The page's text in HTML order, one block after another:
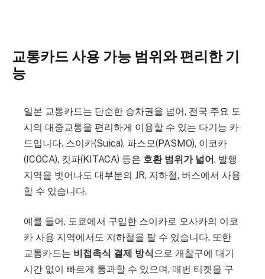
교통카드 사용 가능 범위와 편리한 기
능
일본 교통카드는 단순한 승차권을 넘어, 전국 주요 도
시의 대중교통을 편리하게 이용할 수 있는 다기능 카
드입니다. 스이카(Suica), 파스모(PASMO), 이코카
(ICOCA), 킷파(KITACA) 등은 호환 범위가 넓어, 발행
지역을 벗어나도 대부분의 JR, 지하철, 버스에서 사용
할 수 있습니다.
예를 들어, 도쿄에서 구입한 스이카로 오사카의 이코
카 사용 지역에서도 지하철을 탈 수 있습니다. 또한
교통카드는 비접촉식 결제 방식으로 개찰구에 대기
시간 없이 빠르게 통과할 수 있으며, 매번 티켓을 구